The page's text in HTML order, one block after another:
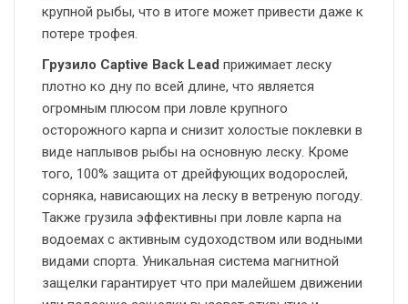
крупной рыбы, что в итоге может привести даже к
потере трофея.
Грузило Captive Back Lead прижимает леску
плотно ко дну по всей длине, что является
огромным плюсом при ловле крупного
осторожного карпа и снизит холостые поклевки в
виде наплывов рыбы на основную леску. Кроме
того, 100% защита от дрейфующих водорослей,
сорняка, нависающих на леску в ветреную погоду.
Также грузила эффективны при ловле карпа на
водоемах с активным судоходством или водными
видами спорта. Уникальная система магнитной
защелки гарантирует что при малейшем движении